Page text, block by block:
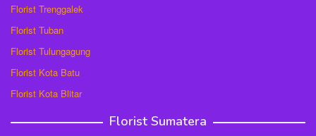
Florist Trenggalek
Florist Tuban
Florist Tulungagung
Florist Kota Batu
Florist Kota Blitar
Florist Sumatera